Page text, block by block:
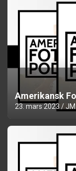
Amerikansk
23. mars 2023